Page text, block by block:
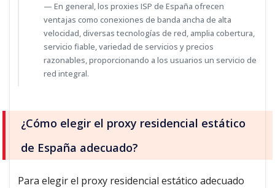
En general, los proxies ISP de España ofrecen
ventajas como conexiones de banda ancha de alta
velocidad, diversas tecnologías de red, amplia cobertura,
servicio fiable, variedad de servicios y precios
razonables, proporcionando a los usuarios un servicio de
red integral.
¿Cómo elegir el proxy residencial estático
de España adecuado?
Para elegir el proxy residencial estático adecuado